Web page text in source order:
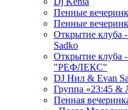
Пенные
Пенные
Открытие клуба
Sadko
Открытие клуба
"РЕФЛЕКС"
DJ Нил & Evan
Группа «23:45 &
Пенная